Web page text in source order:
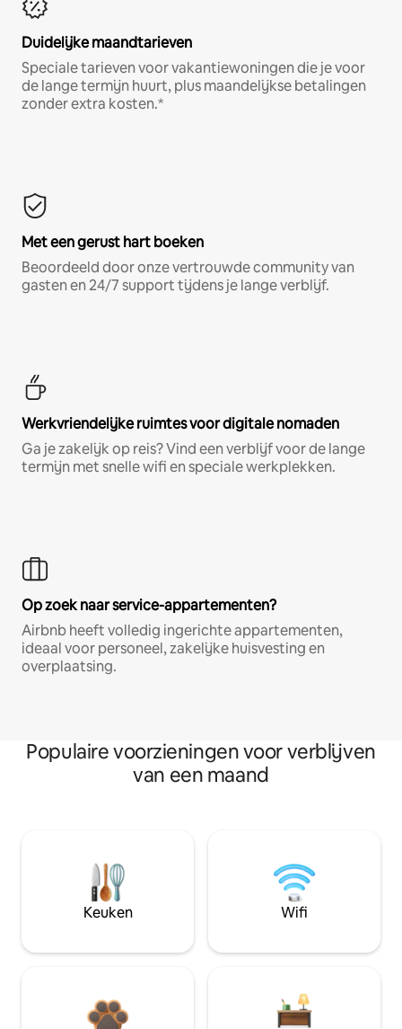
Duidelijke maandtarieven
Speciale tarieven voor vakantiewoningen die je voor
de lange termijn huurt, plus maandelijkse betalingen
zonder extra kosten.*
Met een gerust hart boeken
Beoordeeld door onze vertrouwde community van
gasten en 24/7 support tijdens je lange verblijf.
Werkvriendelijke ruimtes voor digitale nomaden
Ga je zakelijk op reis? Vind een verblijf voor de lange
termijn met snelle wifi en speciale werkplekken.
Op zoek naar service-appartementen?
Airbnb heeft volledig ingerichte appartementen,
ideaal voor personeel, zakelijke huisvesting en
overplaatsing.
Populaire voorzieningen voor verblijven
van een maand
Keuken Wifi